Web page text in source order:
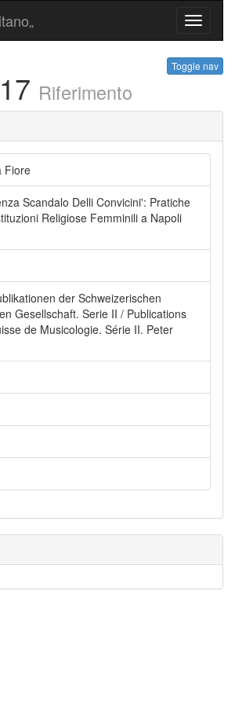
Toggle
Toggle nav
Riferimento
Fiore
Scandalo Delli Convicini': Pratiche
Religiose Femminili a Napoli
der Schweizerischen
Gesellschaft. Serie II / Publications
de Musicologie. Série II. Peter